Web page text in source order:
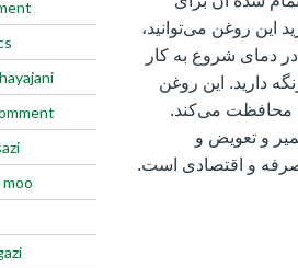
این روغن می‌توانید،
دمای شروع به کار
دارید. این روغن
محافظت می‌کند.
و تعویض و
و اقتصادی است.